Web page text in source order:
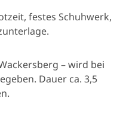
festes Schuhwerk,
– wird bei
Dauer ca. 3,5